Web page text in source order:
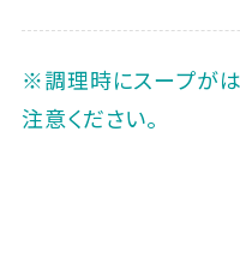
※調理時にスープが
注意ください。